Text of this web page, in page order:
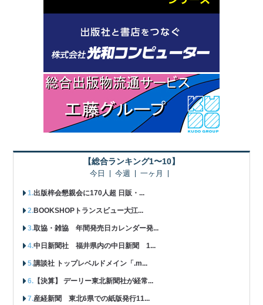
【総合ランキング1〜10】
今日 今週 一ヶ月
出版梓会懇親会に170人超 日販・...
BOOKSHOPトランスビュー大江...
取協・雑協 年間発売日カレンダー発...
中日新聞社 福井県内の中日新聞 1...
講談社 トップレベルドメイン「.m...
【決算】 デーリー東北新聞社が経常...
産経新聞 東北6県での紙版発行11...